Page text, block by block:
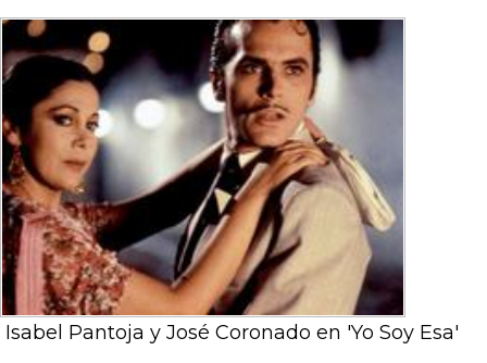
Isabel Pantoja y José Coronado en 'Yo Soy Esa'